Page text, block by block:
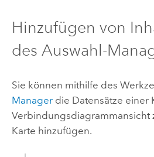
Hinzufügen von
des Auswahl-
Sie können mithilfe des
Managerdie Datensätze einer
Verbindungsdiagrammansicht
Karte hinzufügen.